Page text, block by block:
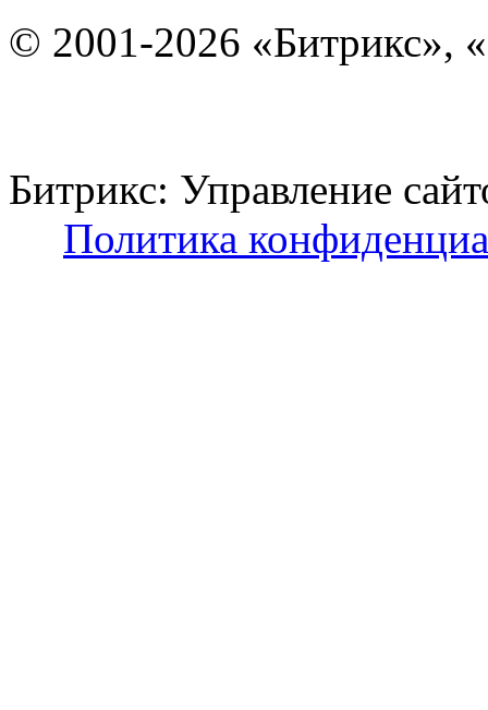
© 2001-2026 «Битрикс»,
Битрикс: Управление
Политика